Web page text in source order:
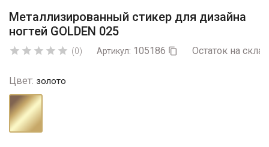
Металлизированный стикер для дизайна
ногтей GOLDEN 025
     (0) Артикул: 105186  Остаток на
Цвет: золото
золото